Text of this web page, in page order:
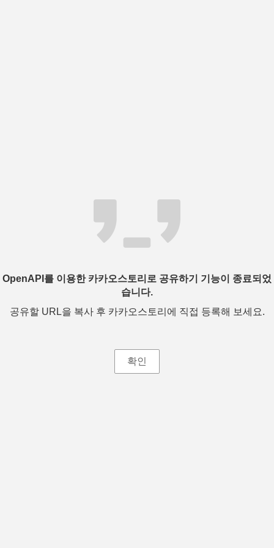
OpenAPI를 이용한 카카오스토리로 공유하기 기능이 종료되었
습니다.
공유할 URL을 복사 후 카카오스토리에 직접 등록해 보세요.
확인